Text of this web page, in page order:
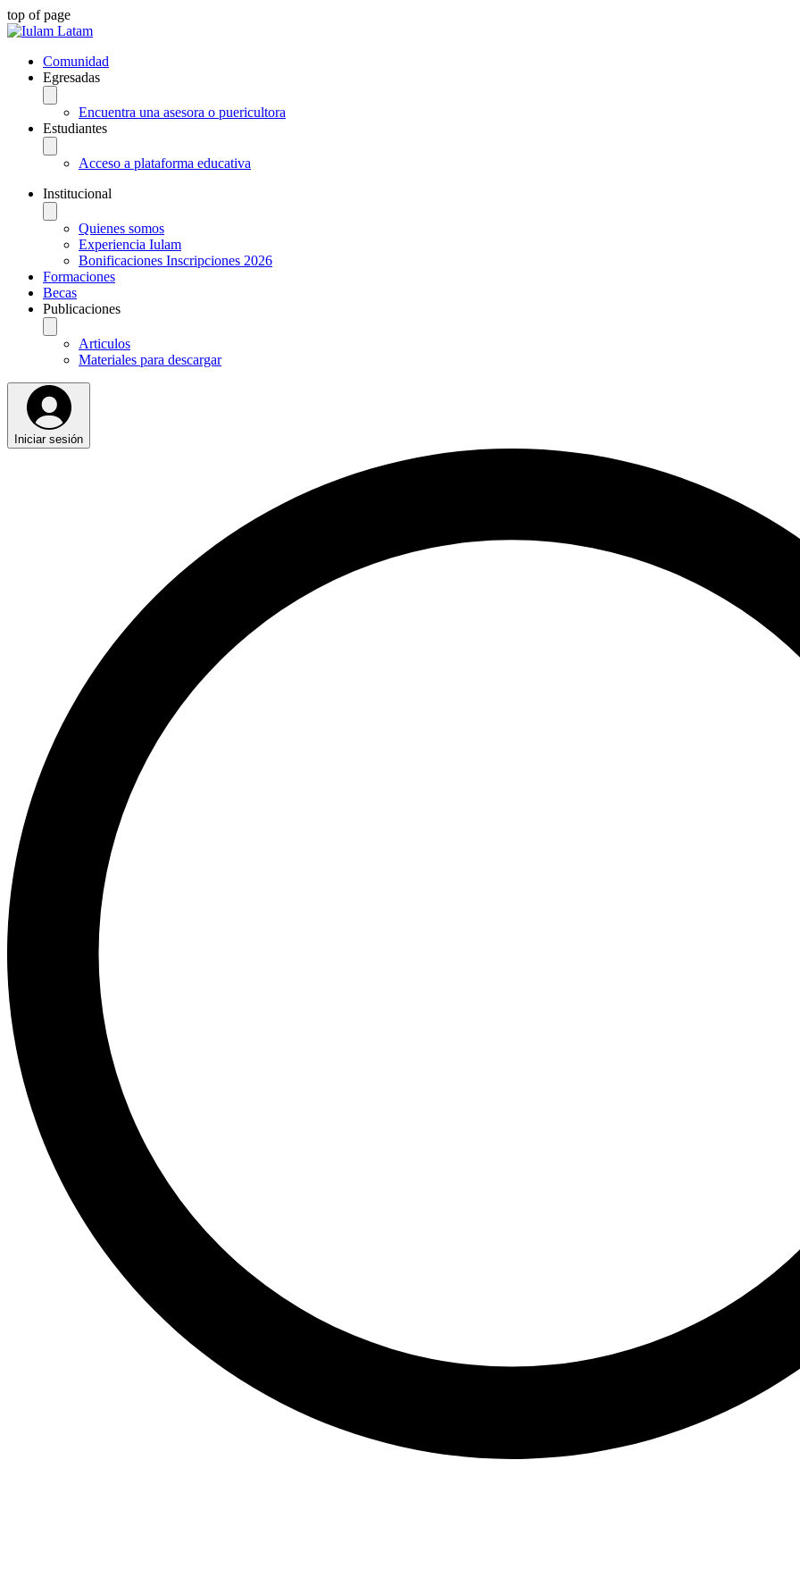
top of page
Comunidad
Egresadas
Encuentra una asesora o puericultora
Estudiantes
Acceso a plataforma educativa
Institucional
Quienes somos
Experiencia Iulam
Bonificaciones Inscripciones 2026
Formaciones
Becas
Publicaciones
Articulos
Materiales para descargar
Iniciar sesión